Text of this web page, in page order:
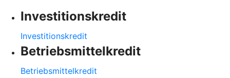
Investitionskredit
Investitionskredit
Betriebsmittelkredit
Betriebsmittelkredit